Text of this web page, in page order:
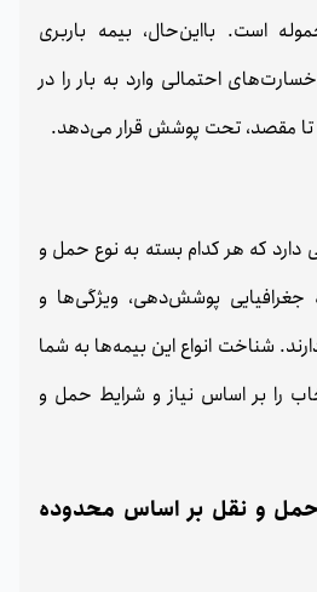
است. بااین‌حال، بیمه باربری
احتمالی وارد به بار را در
تا مقصد، تحت پوشش قرار می‌دهد.
دارد که هر کدام بسته به نوع حمل‌ و
جغرافیایی پوشش‌دهی، ویژگی‌ها و
شناخت انواع این بیمه‌ها به شما
را بر اساس نیاز و شرایط حمل‌ و
حمل‌ و ‌نقل بر اساس محدوده